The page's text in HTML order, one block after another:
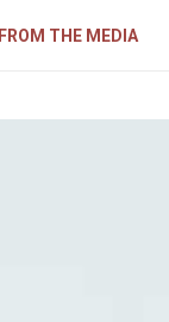
FROM THE MEDIA